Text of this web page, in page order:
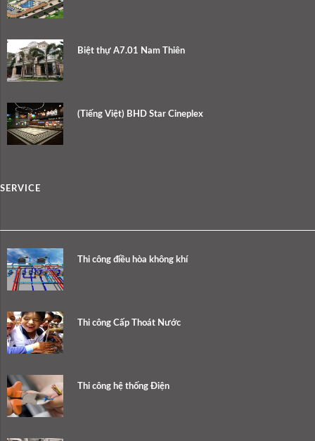
Biệt thự A7.01 Nam Thiên
(Tiếng Việt) BHD Star Cineplex
SERVICE
Thi công điều hòa không khí
Thi công Cấp Thoát Nước
Thi công hệ thống Điện